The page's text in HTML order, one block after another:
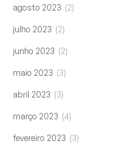
agosto 2023 2
julho 2023 2
junho 2023 2
maio 2023 3
abril 2023 3
março 2023 4
fevereiro 2023 3